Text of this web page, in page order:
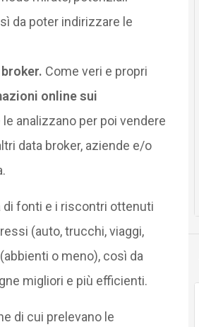
da poter indirizzare le
Come veri e propri
online sui
analizzano per poi vendere
data broker, aziende e/o
di fonti e i riscontri ottenuti
(auto, trucchi, viaggi,
o meno), così da
migliori e più efficienti.
di cui prelevano le